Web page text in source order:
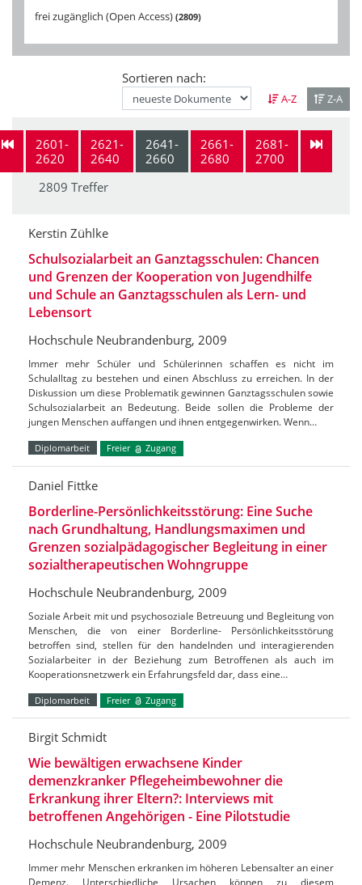
frei zugänglich (Open Access) 2809
Sortieren nach:
A-Z Z-A
2601-
2620
2621-
2640
2641-
2660
2661-
2680
2681-
2700
2809 Treffer
Kerstin Zühlke
Schulsozialarbeit an Ganztagsschulen: Chancen
und Grenzen der Kooperation von Jugendhilfe
und Schule an Ganztagsschulen als Lern- und
Lebensort
Hochschule Neubrandenburg, 2009
Immer mehr Schüler und Schülerinnen schaffen es nicht im
Schulalltag zu bestehen und einen Abschluss zu erreichen. In der
Diskussion um diese Problematik gewinnen Ganztagsschulen sowie
Schulsozialarbeit an Bedeutung. Beide sollen die Probleme der
jungen Menschen auffangen und ihnen entgegenwirken. Wenn…
Diplomarbeit Freier Zugang
Daniel Fittke
Borderline-Persönlichkeitsstörung: Eine Suche
nach Grundhaltung, Handlungsmaximen und
Grenzen sozialpädagogischer Begleitung in einer
sozialtherapeutischen Wohngruppe
Hochschule Neubrandenburg, 2009
Soziale Arbeit mit und psychosoziale Betreuung und Begleitung von
Menschen, die von einer Borderline- Persönlichkeitsstörung
betroffen sind, stellen für den handelnden und interagierenden
Sozialarbeiter in der Beziehung zum Betroffenen als auch im
Kooperationsnetzwerk ein Erfahrungsfeld dar, dass eine…
Diplomarbeit Freier Zugang
Birgit Schmidt
Wie bewältigen erwachsene Kinder
demenzkranker Pflegeheimbewohner die
Erkrankung ihrer Eltern?: Interviews mit
betroffenen Angehörigen - Eine Pilotstudie
Hochschule Neubrandenburg, 2009
Immer mehr Menschen erkranken im höheren Lebensalter an einer
Demenz. Unterschiedliche Ursachen können zu diesem